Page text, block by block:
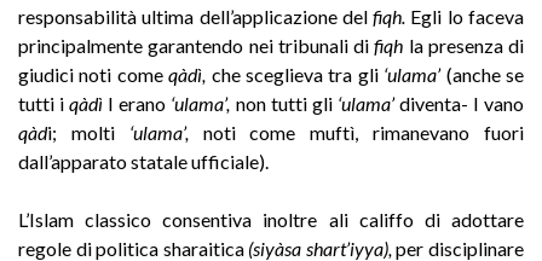
responsabilità ultima dell’applicazione delfiqh. Egli lo faceva
principalmente garantendo nei tribunali difiqh la presenza di
giudici noti comeqàdì, che sceglieva tra gli ‘ulama’ (anche se
tutti iqàdì I erano ‘ulama’, non tutti gli ‘ulama’diventa- I vano
qàdi; molti ‘ulama’, noti come muftì, rimanevano fuori
dall’apparato statale ufficiale).
L’Islam classico consentiva inoltre ali califfo di adottare
regole di politica sharaitica (siyàsa shart’iyya),per disciplinare